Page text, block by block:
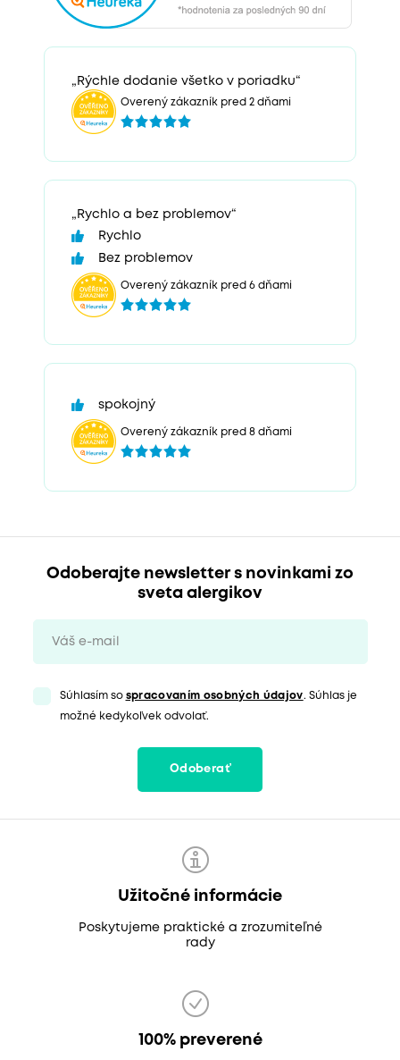
„Rýchle dodanie všetko v poriadku“
Overený zákazník pred 2 dňami
„Rychlo a bez problemov“
Rychlo
Bez problemov
Overený zákazník pred 6 dňami
spokojný
Overený zákazník pred 8 dňami
Odoberajte newsletter s novinkami zo
sveta alergikov
Súhlasím so spracovaním osobných údajov. Súhlas je
možné kedykoľvek odvolať.
Odoberať
Užitočné informácie
Poskytujeme praktické a zrozumiteľné
rady
100% preverené